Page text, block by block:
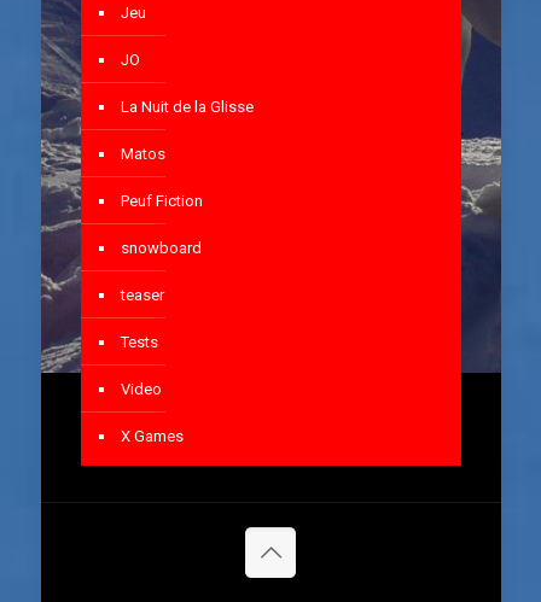
Jeu
JO
La Nuit de la Glisse
Matos
Peuf Fiction
snowboard
teaser
Tests
Video
X Games